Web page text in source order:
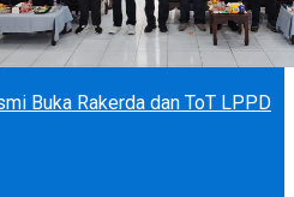
Buka Rakerda dan ToT LPPD